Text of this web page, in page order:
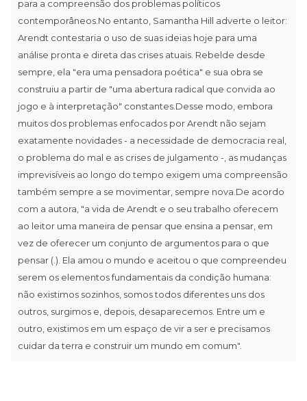
para a compreensão dos problemas políticos
contemporâneos.No entanto, Samantha Hill adverte o leitor:
Arendt contestaria o uso de suas ideias hoje para uma
análise pronta e direta das crises atuais. Rebelde desde
sempre, ela "era uma pensadora poética" e sua obra se
construiu a partir de "uma abertura radical que convida ao
jogo e à interpretação" constantes.Desse modo, embora
muitos dos problemas enfocados por Arendt não sejam
exatamente novidades - a necessidade de democracia real,
o problema do mal e as crises de julgamento -, as mudanças
imprevisíveis ao longo do tempo exigem uma compreensão
também sempre a se movimentar, sempre nova.De acordo
com a autora, "a vida de Arendt e o seu trabalho oferecem
ao leitor uma maneira de pensar que ensina a pensar, em
vez de oferecer um conjunto de argumentos para o que
pensar (.). Ela amou o mundo e aceitou o que compreendeu
serem os elementos fundamentais da condição humana:
não existimos sozinhos, somos todos diferentes uns dos
outros, surgimos e, depois, desaparecemos. Entre um e
outro, existimos em um espaço de vir a ser e precisamos
cuidar da terra e construir um mundo em comum".